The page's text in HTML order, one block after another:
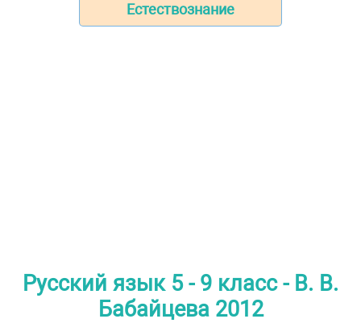
Естествознание
Русский язык 5 - 9 класс - В. В.
Бабайцева 2012